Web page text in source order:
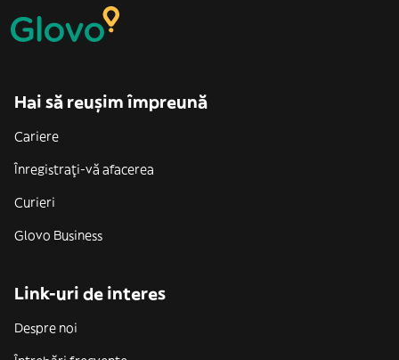
Hai să reușim împreună
Cariere
Înregistrați-vă afacerea
Curieri
Glovo Business
Link-uri de interes
Despre noi